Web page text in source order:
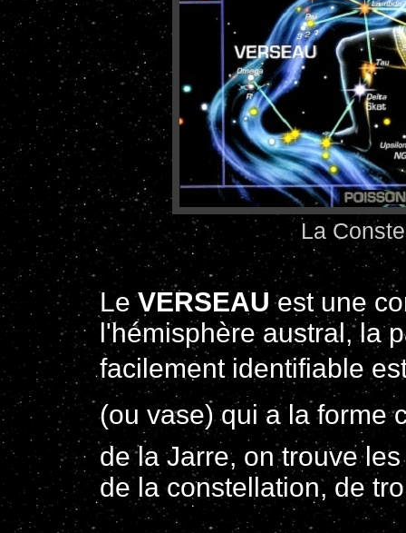
La
LeVERSEAU est une
l'hémisphère austral, la
facilement identifiable
(ou vase) qui a la forme
de la Jarre, on trouve
de la constellation, de